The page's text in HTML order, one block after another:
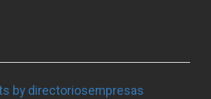
by directoriosempresas